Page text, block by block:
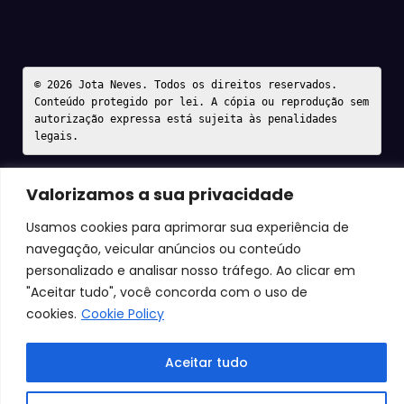
Valorizamos a sua privacidade
Usamos cookies para aprimorar sua experiência de
navegação, veicular anúncios ou conteúdo
personalizado e analisar nosso tráfego. Ao clicar em
"Aceitar tudo", você concorda com o uso de
cookies. Cookie Policy
Aceitar tudo
© 2026 Jota Neves. Todos os direitos reservados.
Conteúdo protegido por lei. A cópia ou reprodução sem
autorização expressa está sujeita às penalidades
legais.